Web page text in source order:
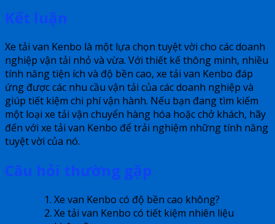
Kết luận
Xe tải van Kenbo là một lựa chọn tuyệt vời cho các doanh
nghiệp vận tải nhỏ và vừa. Với thiết kế thông minh, nhiều
tính năng tiện ích và độ bền cao, xe tải van Kenbo đáp
ứng được các nhu cầu vận tải của các doanh nghiệp và
giúp tiết kiệm chi phí vận hành. Nếu bạn đang tìm kiếm
một loại xe tải vận chuyển hàng hóa hoặc chở khách, hãy
đến với xe tải van Kenbo để trải nghiệm những tính năng
tuyệt vời của nó.
Câu hỏi thường gặp
Xe van Kenbo có độ bền cao không?
Xe tải van Kenbo có tiết kiệm nhiên liệu